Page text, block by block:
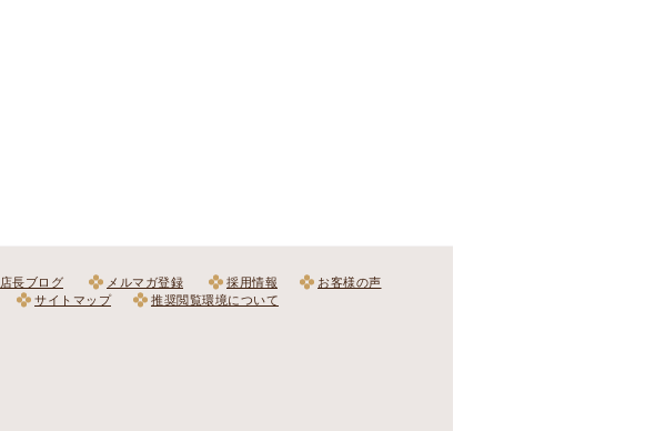
店長ブログ メルマガ登録 採用情報
お客様の声
サイトマップ 推奨閲覧環境について